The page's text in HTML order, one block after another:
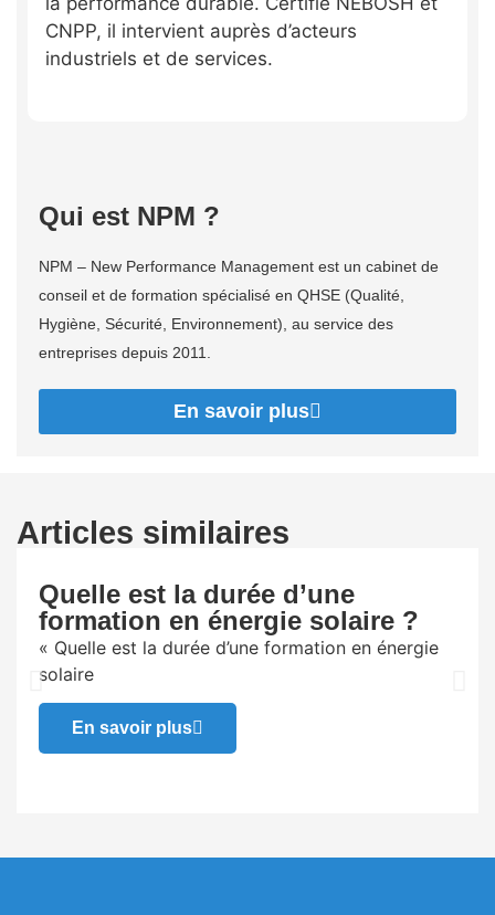
CNPP, il intervient auprès d’acteurs
industriels et de services.
Qui est NPM ?
NPM – New Performance Management est un cabinet de
conseil et de formation spécialisé en QHSE (Qualité,
Hygiène, Sécurité, Environnement), au service des
entreprises depuis 2011.
En savoir plus
Articles similaires
Quelle est la durée d’une
formation en énergie solaire ?
« Quelle est la durée d’une formation en énergie
solaire
En savoir plus